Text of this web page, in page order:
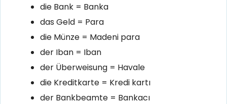
die Bank = Banka
das Geld = Para
die Münze = Madeni para
der Iban = Iban
der Überweisung = Havale
die Kreditkarte = Kredi kartı
der Bankbeamte = Bankacı